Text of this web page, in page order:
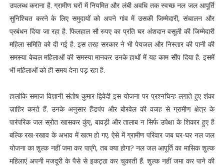
उपलब्ध कराना है. ग्रामीण घरों में नियमित और लंबी अवधि तक स्वच्छ नल जल आपूर्ति
सुनिश्चित करने के लिए समुदायों को अपने गांव में उसकी जिम्मेदारी, संचालन और
प्रबंधन दिया जा रहा है. फिलहाल सौ रुपए का प्रति घर अंशदान वसूली की जिम्मेदारी
महिला समिति को दी गई है. इस तरह सरकार ने भी पेयजल और निस्तार की पानी की
समस्या केवल महिलाओं की समस्या मानकर उनके हाथों में यह काम सौंप दिया है. इसमें
भी महिलाओं को ही समय देना पड़ रहा है.
हालांकि समाज विज्ञानी संतोष कुमार द्विवेदी इस योजना पर प्रश्नचिन्ह लगाते हुए शंका
ज़ाहिर करते हैं. उनके अनुसार हैंडपंप और बोरवेल की वजह से ग्रामीण क्षेत्र के
पारंपरिक जल स्रोत खासकर कुंए, बावड़ी और तालाब न सिर्फ उपेक्षा के शिकार हुए है
बल्कि रख-रखाव के अभाव में खत्म हो गए. ऐसे में ग्रामीण परिवार जब घर-घर नल जल
योजना का शुल्क नहीं जमा कर पाएंगे, तब क्या होगा? नल जल आपूर्ति का मासिक शुल्क
महिलाएं अपनी मजदूरी के पैसे से इकट्ठा कर चुकाती हैं. शुल्क नहीं जमा कर पाने की